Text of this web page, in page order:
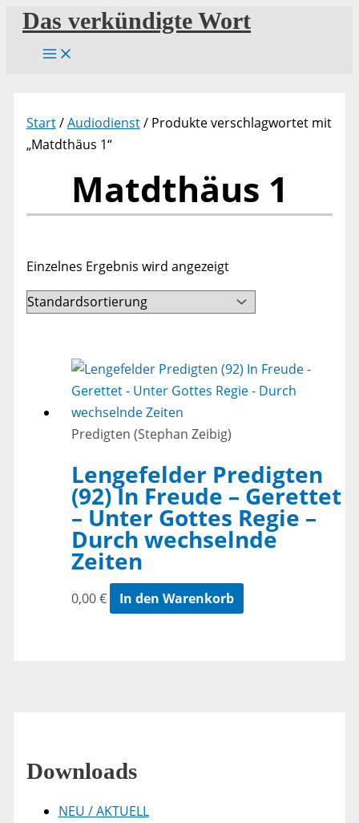
Zum
Inhalt
springen
Das verkündigte Wort
Start/Audiodienst/ Produkte verschlagwortet mit
„Matdthäus 1“
Matdthäus 1
Einzelnes Ergebnis wird angezeigt
Predigten (Stephan Zeibig)
Lengefelder Predigten
(92) In Freude – Gerettet
– Unter Gottes Regie –
Durch wechselnde
Zeiten
0,00€ In den Warenkorb
Downloads
NEU / AKTUELL